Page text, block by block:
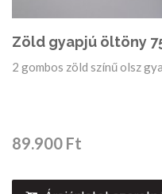
Zöld gyapjú öltöny
2 gombos zöld színű olsz
89.900 Ft